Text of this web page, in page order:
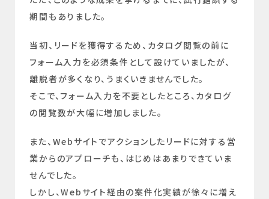
期間もありました。
当初、リードを獲得するため、カタログ閲覧の前に
フォーム入力を必須条件として設けていましたが、
離脱者が多くなり、うまくいきませんでした。
そこで、フォーム入力を不要としたところ、カタログ
の閲覧数が大幅に増加しました。
また、Webサイトでアクションしたリードに対する営
業からのアプローチも、はじめはあまりできていま
せんでした。
しかし、Webサイト経由の案件化実績が徐々に増え